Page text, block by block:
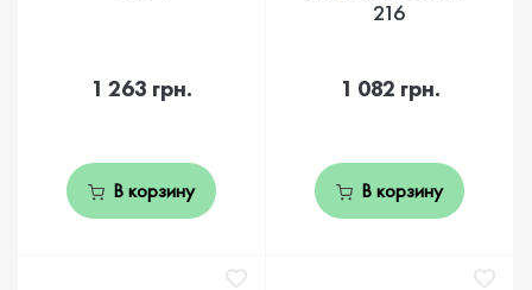
1 263 грн.
В корзину
216
1 082 грн.
В корзину